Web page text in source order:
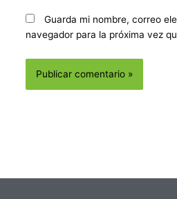
Guarda mi nombre, correo
navegador para la próxima vez